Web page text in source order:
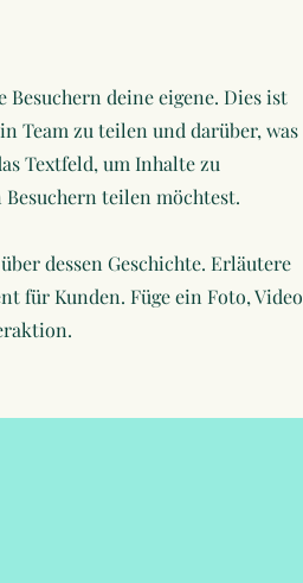
Besuchern deine eigene. Dies ist
Team zu teilen und darüber, was
Textfeld, um Inhalte zu
teilen möchtest.
dessen Geschichte. Erläutere
für Kunden. Füge ein Foto, Video